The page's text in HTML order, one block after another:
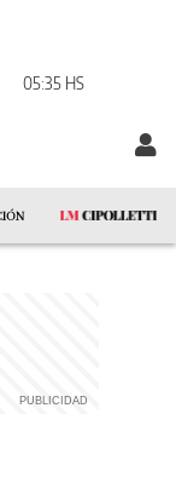
05:35 HS